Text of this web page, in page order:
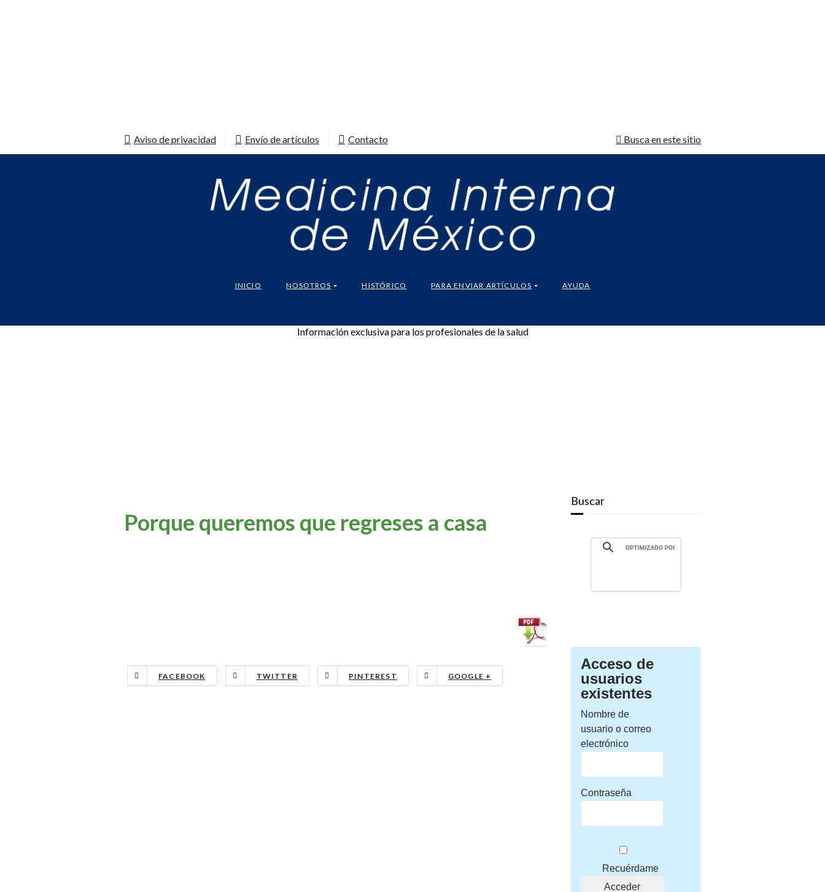
Aviso de privacidad Envío de artículos Contacto Busca en este sitio
INICIO NOSOTROS HISTÓRICO PARA ENVIAR ARTÍCULOS AYUDA
Información exclusiva para los profesionales de la salud
Porque queremos que regreses a casa
FACEBOOK TWITTER PINTEREST GOOGLE +
Buscar
Acceso de
usuarios
existentes
Nombre de
usuario o correo
electrónico
Contraseña
Recuérdame